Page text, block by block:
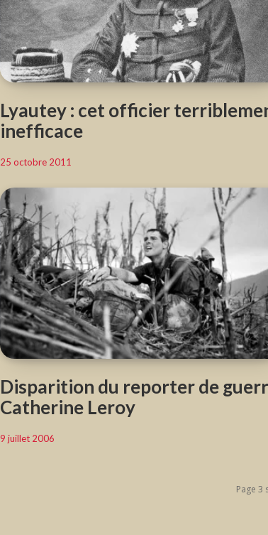
Lyautey : cet officier
inefficace
25 octobre 2011
Disparition du reporter de
Catherine Leroy
9 juillet 2006
Page 3